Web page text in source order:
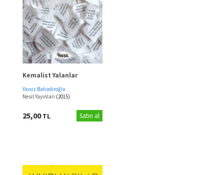
Kemalist Yalanlar
Yavuz Bahadıroğlu
Nesil Yayınları (2015)
25,00TL Satın al